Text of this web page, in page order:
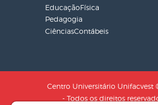
EducaçãoFísica
Pedagogia
CiênciasContábeis
Centro Universitário Unifacvest
- Todos os direitos